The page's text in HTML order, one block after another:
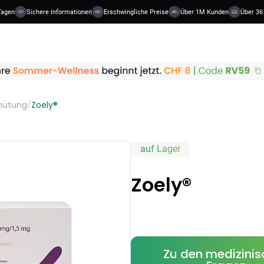
Sichere Informationen Erschwingliche Preise Über 1M Kunden Über 36
/Zoely®
auf Lager
Zoely®
Zu den